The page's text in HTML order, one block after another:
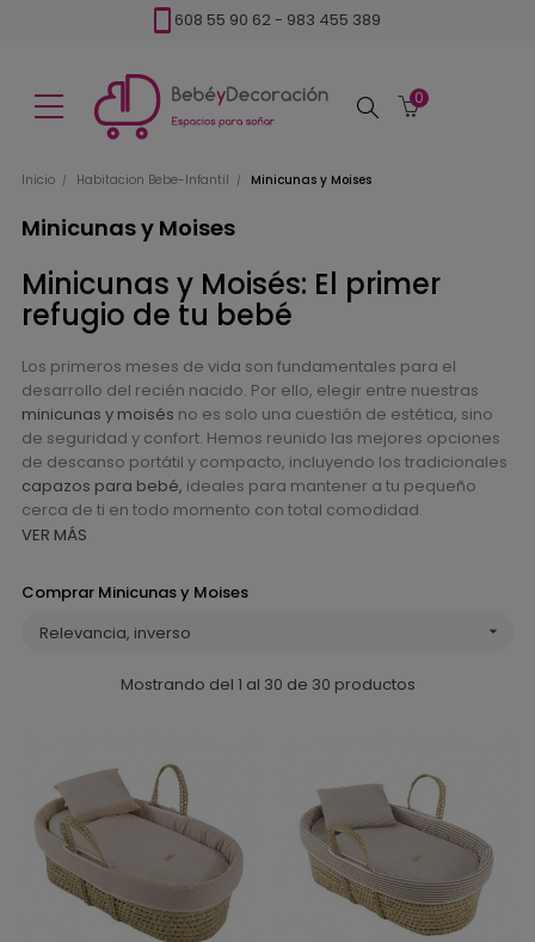
608 55 90 62 - 983 455 389
Buscar
0
Inicio Habitacion Bebe-Infantil Minicunas y Moises
Minicunas y Moises
Minicunas y Moisés: El primer
refugio de tu bebé
Los primeros meses de vida son fundamentales para el
desarrollo del recién nacido. Por ello, elegir entre nuestras
minicunas y moisés no es solo una cuestión de estética, sino
de seguridad y confort. Hemos reunido las mejores opciones
de descanso portátil y compacto, incluyendo los tradicionales
capazos para bebé, ideales para mantener a tu pequeño
cerca de ti en todo momento con total comodidad.
VER MÁS
Comprar Minicunas y Moises
Relevancia, inverso

Mostrando del 1 al 30 de 30 productos